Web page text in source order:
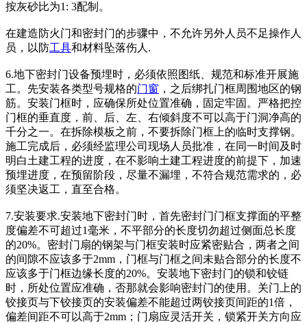
按灰砂比为1: 3配制。
在建造防火门和密封门的步骤中，不允许另外人员不足操作人
员，以防工具和材料坠落伤人.
6.地下密封门设备预埋时，必须依照图纸、规范和标准开展施
工。先安装各类型号规格的门窗 ，之后绑扎门框周围地区的钢
筋。安装门框时，应确保所处位置准确，固定牢固。严格把控
门框的垂直度，前、后、左、右倾斜度不可以高于门洞净高的
千分之一。在拆除模板之前，不要拆除门框上的临时支撑钢。
施工完成后，必须经监理公司现场人员批准，在同一时间及时
明白土建工程的进度，在不影响土建工程进度的前提下，加速
预埋进度，在预留阶段，尽量不漏埋，不符合规范需求的，必
须坚决返工，直至合格。
7.安装要求.安装地下密封门时，首先密封门门框支撑面的平整
度偏差不可超过1毫米，不平部分的长度切勿超过侧面总长度
的20%。密封门扇的钢架与门框安装时应紧密贴合，两者之间
的间隙不应该多于2mm，门框与门框之间未贴合部分的长度不
应该多于门框边缘长度的20%。安装地下密封门的锁和铰链
时，所处位置应准确，否那就会影响密封门的使用。关门上的
铰接页与下铰接页的安装偏差不能超过两铰接页间距的1倍，
偏差间距不可以高于2mm；门扇应灵活开关，锁紧开关方向应